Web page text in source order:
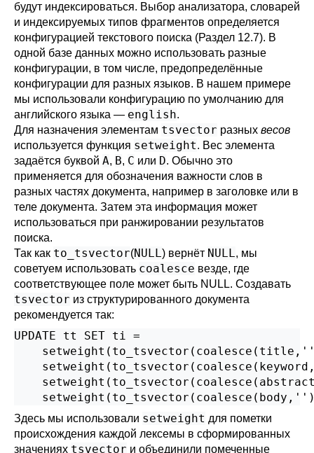
будут индексироваться. Выбор анализатора, словарей
и индексируемых типов фрагментов определяется
конфигурацией текстового поиска (Раздел 12.7). В
одной базе данных можно использовать разные
конфигурации, в том числе, предопределённые
конфигурации для разных языков. В нашем примере
мы использовали конфигурацию по умолчанию для
английского языка — english.
Для назначения элементам tsvector разных весов
используется функция setweight. Вес элемента
задаётся буквой A, B, C или D. Обычно это
применяется для обозначения важности слов в
разных частях документа, например в заголовке или в
теле документа. Затем эта информация может
использоваться при ранжировании результатов
поиска.
Так как to_tsvector(NULL) вернёт NULL, мы
советуем использовать coalesce везде, где
соответствующее поле может быть NULL. Создавать
tsvector из структурированного документа
рекомендуется так:
UPDATE tt SET ti =
Здесь мы использовали setweight для пометки
происхождения каждой лексемы в сформированных
значениях tsvector и объединили помеченные